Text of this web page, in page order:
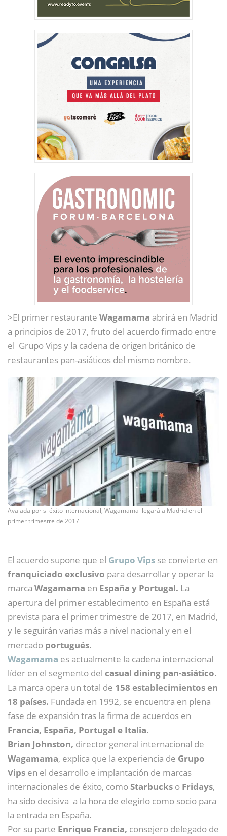
>El primer restaurante Wagamama abrirá en Madrid
a principios de 2017, fruto del acuerdo firmado entre
el Grupo Vips y la cadena de origen británico de
restaurantes pan-asiáticos del mismo nombre.
Avalada por si éxito internacional, Wagamama llegará a Madrid en el
primer trimestre de 2017
El acuerdo supone que el Grupo Vips se convierte en
franquiciado exclusivo para desarrollar y operar la
marca Wagamama en España y Portugal. La
apertura del primer establecimento en España está
prevista para el primer trimestre de 2017, en Madrid,
y le seguirán varias más a nivel nacional y en el
mercado portugués.
Wagamama es actualmente la cadena internacional
líder en el segmento del casual dining pan-asiático.
La marca opera un total de 158 establecimientos en
18 países. Fundada en 1992, se encuentra en plena
fase de expansión tras la firma de acuerdos en
Francia, España, Portugal e Italia.
Brian Johnston, director general internacional de
Wagamama, explica que la experiencia de Grupo
Vips en el desarrollo e implantación de marcas
internacionales de éxito, comoStarbucks o Fridays,
ha sido decisiva a la hora de elegirlo como socio para
la entrada en España.
Por su parte Enrique Francia, consejero delegado de